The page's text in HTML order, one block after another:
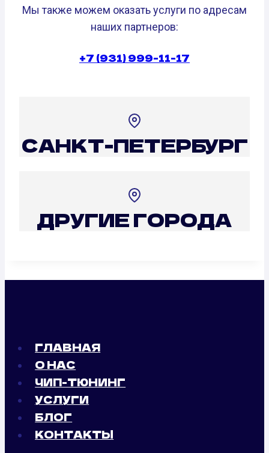
Мы также можем оказать услуги по адресам
наших партнеров:
+7 (931) 999-11-17
САНКТ-ПЕТЕРБУРГ
ДРУГИЕ ГОРОДА
ГЛАВНАЯ
О НАС
ЧИП-ТЮНИНГ
УСЛУГИ
БЛОГ
КОНТАКТЫ